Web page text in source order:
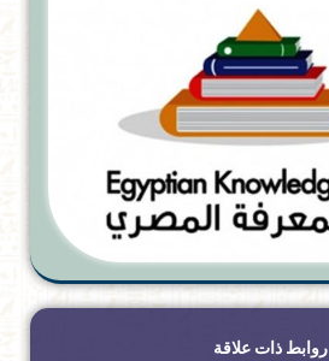
روابط ذات علاقة